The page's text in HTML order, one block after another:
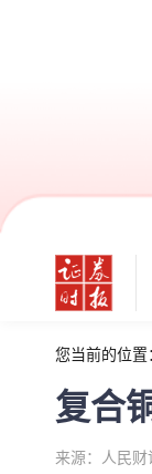
您当前的位置：
复合
来源：人民财